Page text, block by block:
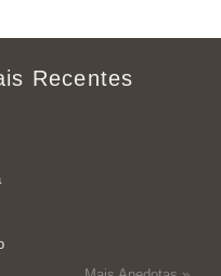
Recentes